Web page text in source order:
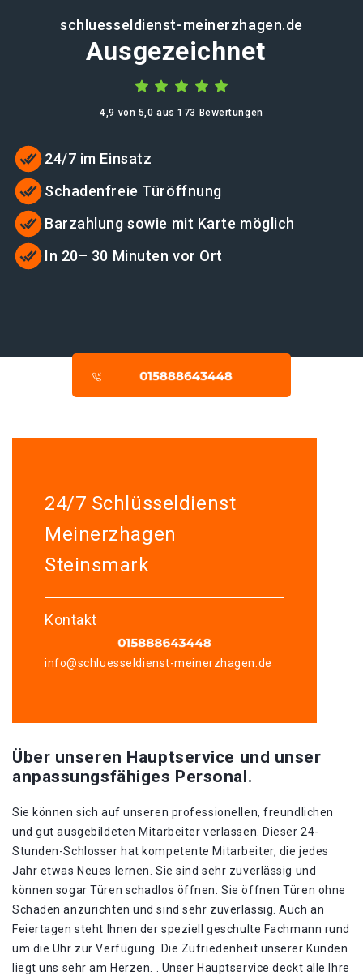
schluesseldienst-meinerzhagen.de
Ausgezeichnet
4,9 von 5,0 aus 173 Bewertungen
24/7 im Einsatz
Schadenfreie Türöffnung
Barzahlung sowie mit Karte möglich
In 20– 30 Minuten vor Ort
24/7 Schlüsseldienst
Meinerzhagen
Steinsmark
Kontakt
info@schluesseldienst-meinerzhagen.de
Über unseren Hauptservice und unser
anpassungsfähiges Personal.
Sie können sich auf unseren professionellen, freundlichen
und gut ausgebildeten Mitarbeiter verlassen. Dieser 24-
Stunden-Schlosser hat kompetente Mitarbeiter, die jedes
Jahr etwas Neues lernen. Sie sind sehr zuverlässig und
können sogar Türen schadlos öffnen. Sie öffnen Türen ohne
Schaden anzurichten und sind sehr zuverlässig. Auch an
Feiertagen steht Ihnen der speziell geschulte Fachmann rund
um die Uhr zur Verfügung. Die Zufriedenheit unserer Kunden
liegt uns sehr am Herzen. . Unser Hauptservice deckt alle Ihre